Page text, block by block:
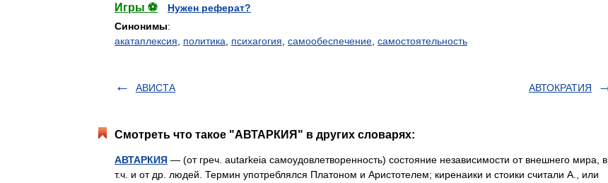
Игры ⚽
Нужен реферат?
Синонимы:
акатаплексия
политика психагогия самообеспечение самостоятельность
АВИСТА АВТОКРАТИЯ
Смотреть что такое "АВТАРКИЯ" в других словарях:
АВТАРКИЯ — (от греч. autarkeia самоудовлетворенность) состояние независимости от внешнего мира, в
т.ч. и от др. людей. Термин употреблялся Платоном и Аристотелем; киренаики и стоики считали А., или